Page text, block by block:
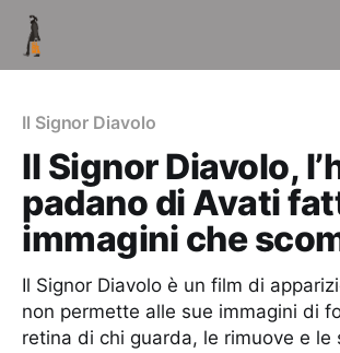
Il Signor Diavolo
Il Signor Diavolo,
padano di Avati
immagini che
Il Signor Diavolo è un film di
non permette alle sue immagini di
retina di chi guarda, le rimuove e le